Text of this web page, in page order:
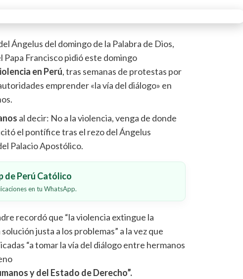
Ángelus del domingo de la Palabra de Dios,
Papa Francisco pidió este domingo
en Perú, tras semanas de protestas por
emprender «la vía del diálogo» en
al decir: No a la violencia, venga de donde
el pontífice tras el rezo del Ángelus
Palacio Apostólico.
de Perú Católico
en tu WhatsApp.
recordó que “la violencia extingue la
justa a los problemas” a la vez que
“a tomar la vía del diálogo entre hermanos
y del Estado de Derecho”.